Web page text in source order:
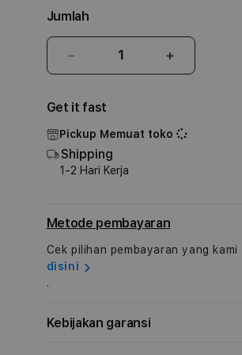
Jumlah
Kurangi
jumlah
iPhone
14
Pro
Silicone
Case
-
Storm
Blue
Tambah
jumlah
14
-
Storm
Get it fast
Pickup Memuat toko
Shipping
1-2 Hari Kerja
Metode pembayaran
Cek pilihan pembayaran yang
disini
.
Kebijakan garansi